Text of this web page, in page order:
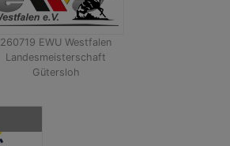
260719 EWU Westfalen
Landesmeisterschaft
Gütersloh